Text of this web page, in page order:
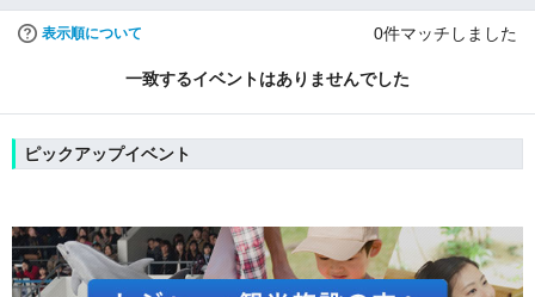
表示順について 0件マッチしました
一致するイベントはありませんでした
ピックアップイベント